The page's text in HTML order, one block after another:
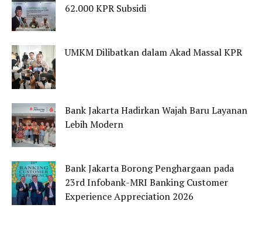
62.000 KPR Subsidi
UMKM Dilibatkan dalam Akad Massal KPR
Bank Jakarta Hadirkan Wajah Baru Layanan
Lebih Modern
Bank Jakarta Borong Penghargaan pada
23rd Infobank-MRI Banking Customer
Experience Appreciation 2026